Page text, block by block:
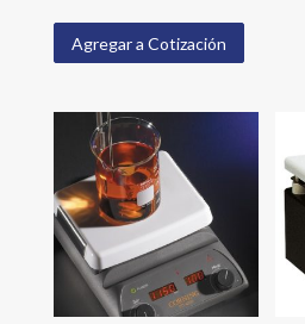
Agregar a Cotización